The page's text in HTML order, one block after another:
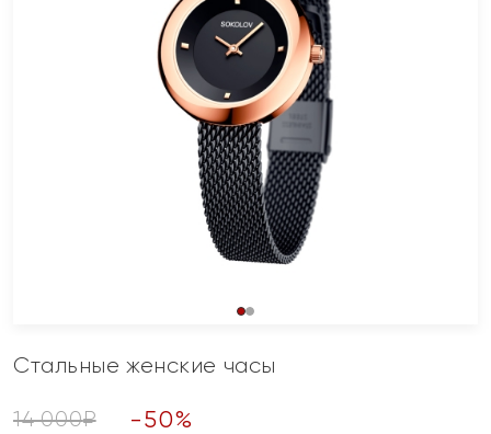
Стальные женские часы
14 000₽ -50%